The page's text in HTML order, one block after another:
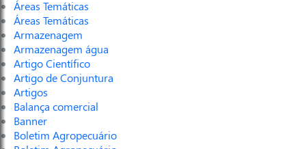
Áreas Temáticas
Áreas Temáticas
Armazenagem
Armazenagem água
Artigo Científico
Artigo de Conjuntura
Artigos
Balança comercial
Banner
Boletim Agropecuário